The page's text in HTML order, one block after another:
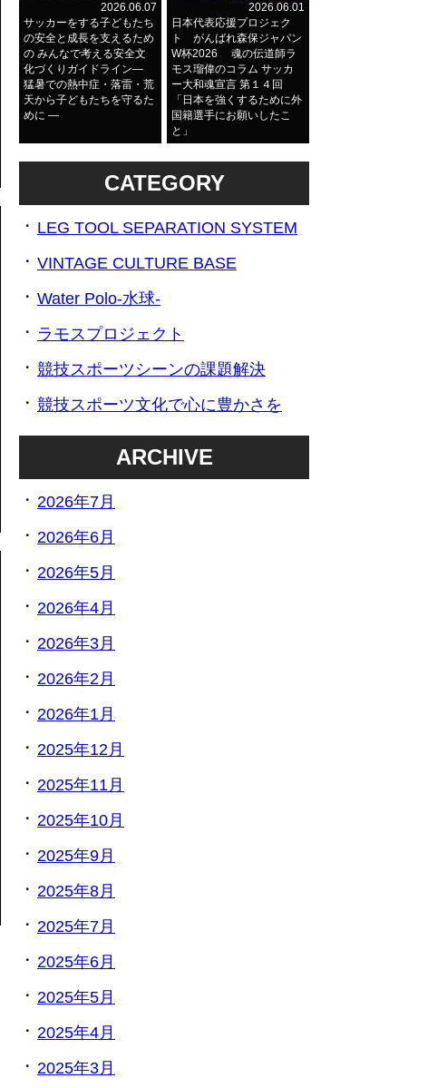
2026.06.07
サッカーをする子どもたち
の安全と成長を支えるため
の みんなで考える安全文
化づくりガイドライン―
猛暑での熱中症・落雷・荒
天から子どもたちを守るた
めに ―
2026.06.01
日本代表応援プロジェク
ト がんばれ森保ジャパン
W杯2026 魂の伝道師ラ
モス瑠偉のコラム サッカ
ー大和魂宣言 第１４回
「日本を強くするために外
国籍選手にお願いしたこ
と」
CATEGORY
LEG TOOL SEPARATION SYSTEM
VINTAGE CULTURE BASE
Water Polo-水球-
ラモスプロジェクト
競技スポーツシーンの課題解決
競技スポーツ文化で心に豊かさを
ARCHIVE
2026年7月
2026年6月
2026年5月
2026年4月
2026年3月
2026年2月
2026年1月
2025年12月
2025年11月
2025年10月
2025年9月
2025年8月
2025年7月
2025年6月
2025年5月
2025年4月
2025年3月